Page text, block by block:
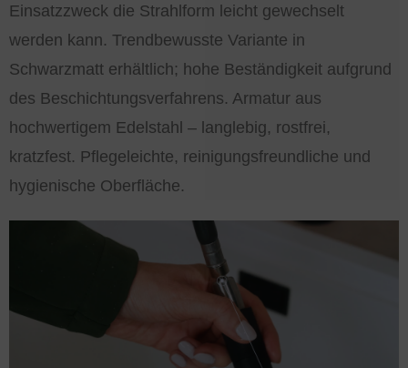
Einsatzzweck die Strahlform leicht gewechselt
werden kann. Trendbewusste Variante in
Schwarzmatt erhältlich; hohe Beständigkeit aufgrund
des Beschichtungsverfahrens. Armatur aus
hochwertigem Edelstahl – langlebig, rostfrei,
kratzfest. Pflegeleichte, reinigungsfreundliche und
hygienische Oberfläche.